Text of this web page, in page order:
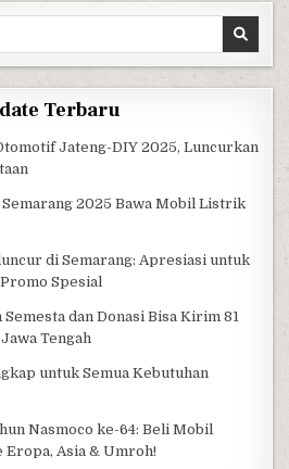
Terbaru
Jateng-DIY 2025, Luncurkan
2025 Bawa Mobil Listrik
di Semarang: Apresiasi untuk
Spesial
dan Donasi Bisa Kirim 81
Tengah
untuk Semua Kebutuhan
Nasmoco ke-64: Beli Mobil
Asia & Umroh!